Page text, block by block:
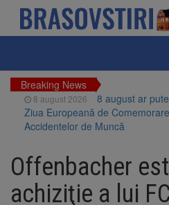
Breaking News
8 august 2026
8 august ar
Ziua Europeană de
Accidentelor de Muncă
fostului complex Duplex 91, de
Star
8 august 2026
Ungaria
pentru reducerea consumului de
Offenbacher
achiziţie a lui FC